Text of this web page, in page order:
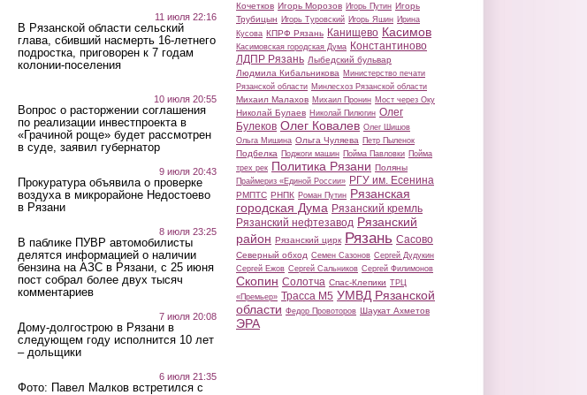
11 июля 22:16
В Рязанской области сельский
глава, сбивший насмерть 16-летнего
подростка, приговорен к 7 годам
колонии-поселения
10 июля 20:55
Вопрос о расторжении соглашения
по реализации инвестпроекта в
«Грачиной роще» будет рассмотрен
в суде, заявил губернатор
9 июля 20:43
Прокуратура объявила о проверке
воздуха в микрорайоне Недостоево
в Рязани
8 июля 23:25
В паблике ПУВР автомобилисты
делятся информацией о наличии
бензина на АЗС в Рязани, с 25 июня
пост собрал более двух тысяч
комментариев
7 июля 20:08
Дому-долгострою в Рязани в
следующем году исполнится 10 лет
– дольщики
6 июля 21:35
Фото: Павел Малков встретился с
Кочетков Игорь Морозов Игорь Путин Игорь
Трубицын Игорь Туровский Игорь Яшин Ирина
Кусова КПРФ Рязань Канищево Касимов
Касимовская городская Дума Константиново
ЛДПР Рязань Лыбедский бульвар
Людмила Кибальникова Министерство печати
Рязанской области Минлесхоз Рязанской области
Михаил Малахов Михаил Пронин Мост через Оку
Николай Булаев Николай Пилюгин Олег
Булеков Олег Ковалев Олег Шишов
Ольга Мишина Ольга Чуляева Петр Пыленок
Подбелка Поджоги машин Пойма Павловки Пойма
трех рек Политика Рязани Поляны
Праймериз «Единой России» РГУ им. Есенина
РМПТС РНПК Роман Путин Рязанская
городская Дума Рязанский кремль
Рязанский нефтезавод Рязанский
район Рязанский цирк Рязань Сасово
Северный обход Семен Сазонов Сергей Дудукин
Сергей Ежов Сергей Сальников Сергей Филимонов
Скопин Солотча Спас-Клепики ТРЦ
«Премьер» Трасса М5 УМВД Рязанской
области Федор Провоторов Шаукат Ахметов
ЭРА